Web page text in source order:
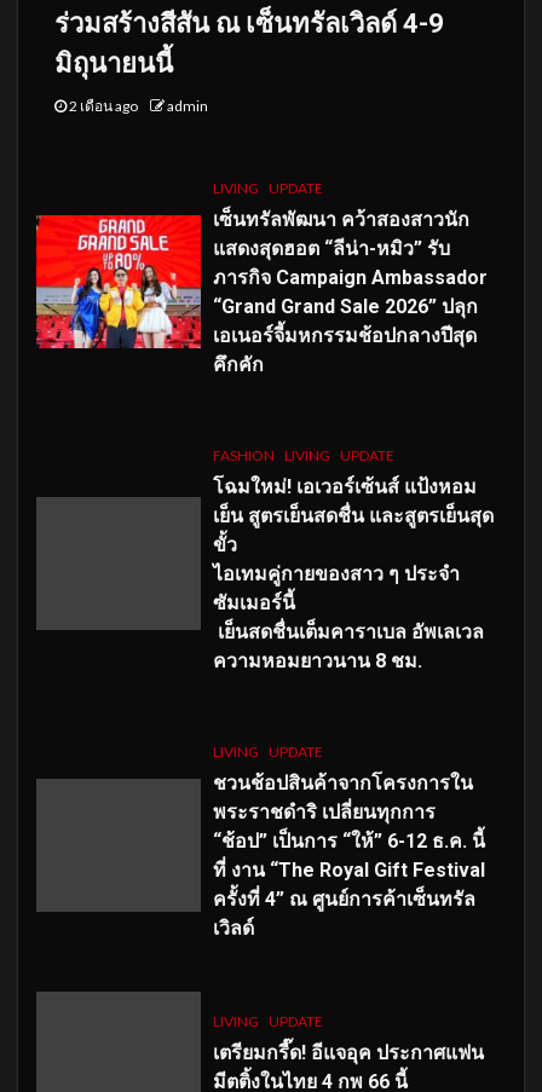
ร่วมสร้างสีสัน ณ เซ็นทรัลเวิลด์ 4-9
มิถุนายนนี้
2 เดือน ago admin
LIVING UPDATE
เซ็นทรัลพัฒนา คว้าสองสาวนัก
แสดงสุดฮอต “ลีน่า-หมิว” รับ
ภารกิจ Campaign Ambassador
“Grand Grand Sale 2026” ปลุก
เอเนอร์จี้มหกรรมช้อปกลางปีสุด
คึกคัก
FASHION LIVING UPDATE
โฉมใหม่! เอเวอร์เซ้นส์ แป้งหอม
เย็น สูตรเย็นสดชื่น และสูตรเย็นสุด
ขั้ว
ไอเทมคู่กายของสาว ๆ ประจำ
ซัมเมอร์นี้
เย็นสดชื่นเต็มคาราเบล อัพเลเวล
ความหอมยาวนาน 8 ชม.
LIVING UPDATE
ชวนช้อปสินค้าจากโครงการใน
พระราชดำริ เปลี่ยนทุกการ
“ช้อป” เป็นการ “ให้” 6-12 ธ.ค. นี้
ที่ งาน “The Royal Gift Festival
ครั้งที่ 4” ณ ศูนย์การค้าเซ็นทรัล
เวิลด์
LIVING UPDATE
เตรียมกรี๊ด! อีแจอุค ประกาศแฟน
มีตติ้งในไทย 4 กพ 66 นี้